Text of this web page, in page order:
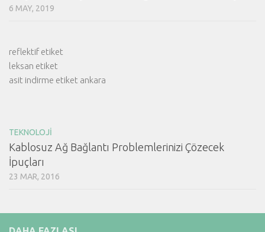
6 MAY, 2019
reflektif etiket
leksan etiket
asit indirme etiket ankara
TEKNOLOJI
Kablosuz Ağ Bağlantı Problemlerinizi Çözecek
İpuçları
23 MAR, 2016